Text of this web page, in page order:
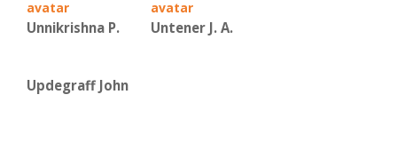
Unnikrishna P. Untener J. A.
Updegraff John